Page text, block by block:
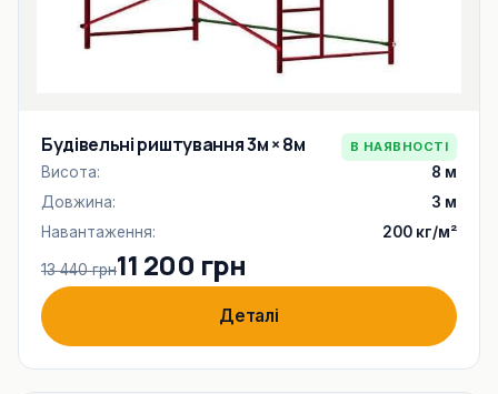
Будівельні риштування 3м × 8м В НАЯВНОСТІ
Висота:
8 м
Довжина:
3 м
Навантаження:
200 кг/м²
13 440 грн11 200 грн
Деталі